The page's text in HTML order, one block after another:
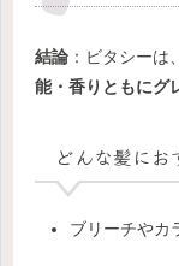
結論 ：ビタシーは
能・香りともにグ
どんな髪にお
ブリーチやカ